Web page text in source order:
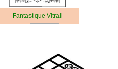
Fantastique Vitrail